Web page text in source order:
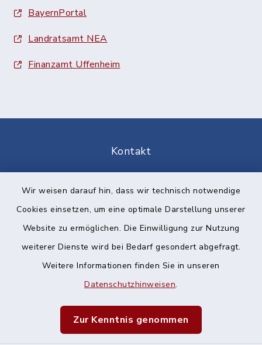
Wir weisen darauf hin, dass wir technisch notwendige
Cookies einsetzen, um eine optimale Darstellung unserer
Website zu ermöglichen. Die Einwilligung zur Nutzung
weiterer Dienste wird bei Bedarf gesondert abgefragt.
Weitere Informationen finden Sie in unseren
Datenschutzhinweisen.
Zur Kenntnis genommen
BayernPortal
Landratsamt NEA
Finanzamt Uffenheim
Kontakt
Datenschutz
Impressum
Sitemap
Cookie-Einstellungen